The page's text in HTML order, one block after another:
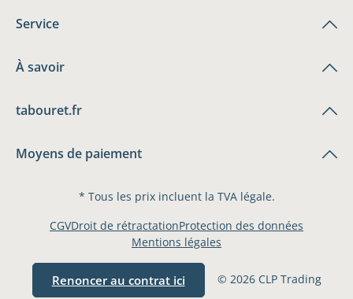
Service
À savoir
tabouret.fr
Moyens de paiement
* Tous les prix incluent la TVA légale.
Renoncer au contrat ici
© 2026 CLP Trading
CGVDroit de rétractationProtection des données
Mentions légales